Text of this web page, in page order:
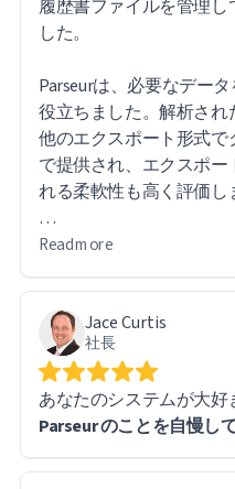
履歴書ファイルを管理
した。
Parseurは、必要なデー
役立ちました。解析され
他のエクスポート形式
で提供され、エクスポ
れる柔軟性も高く評価し
このソフトウェアは直感
利なのは、エクスポート
リンクから元のファイ
に応じて元の文書を簡
大量のデータを扱う中で
遇しましたが、Parseur
速に対応してくれました
フトウェアの制限では
Read more
Jace Curtis
社長
あなたのシステムが大好
Parseur のことを自慢し